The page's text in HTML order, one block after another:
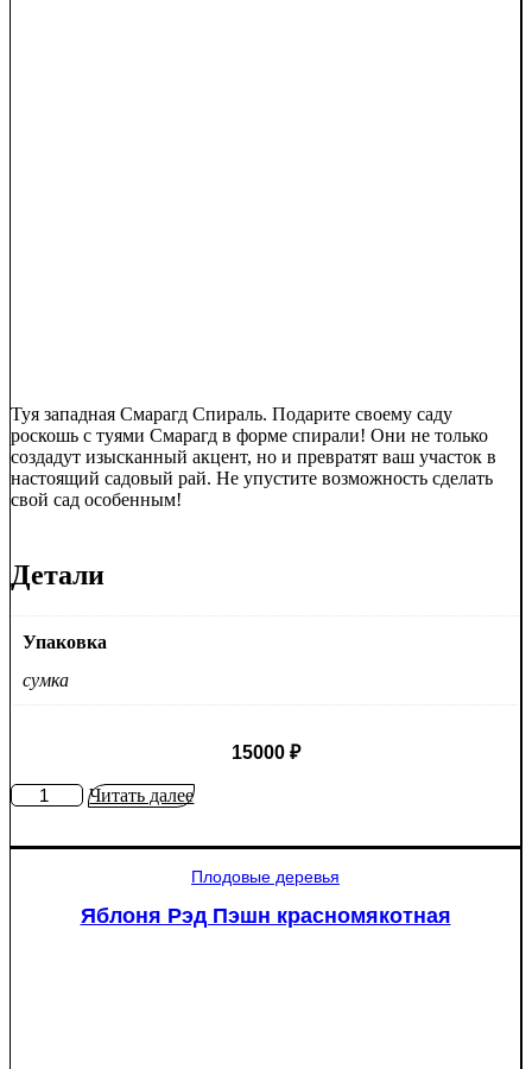
Туя западная Смарагд Спираль. Подарите своему саду
роскошь с туями Смарагд в форме спирали! Они не только
создадут изысканный акцент, но и превратят ваш участок в
настоящий садовый рай. Не упустите возможность сделать
свой сад особенным!
Детали
Упаковка
сумка
15000 ₽
КоличествоЧитать далее
Плодовые деревья
Яблоня Рэд Пэшн красномякотная